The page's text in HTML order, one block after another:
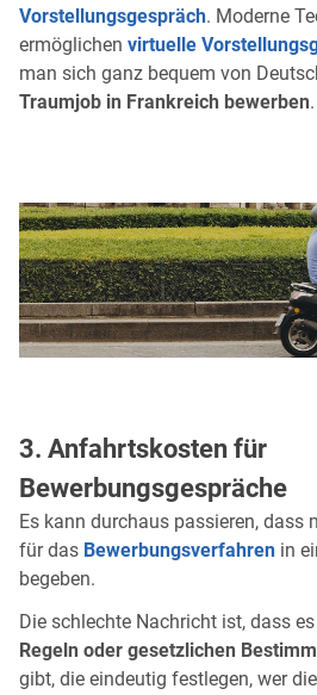
Vorstellungsgespräch. Moderne
ermöglichen virtuelle
man sich ganz bequem von
Traumjob in Frankreich bewerben.
3. Anfahrtskosten für
Bewerbungsgespräche
Es kann durchaus passieren, dass
für das Bewerbungsverfahren in
begeben.
Die schlechte Nachricht ist, dass es
Regeln oder gesetzlichen
gibt, die eindeutig festlegen, wer die